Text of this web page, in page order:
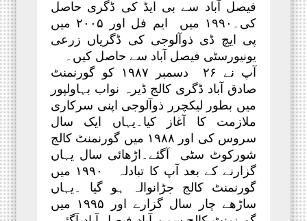
فیصل آباد سے بی ایڈ کی ڈگری حاصل
کی۔۱۹۹۰ میں ایم فل اور ۲۰۰۵ میں
پی ایچ ڈی ذوآلوجی کی ڈگریاں زرعی
یونیورسٹی فیصل آباد سے حاصل کیں۔
آپ نے ۲۶ دسمبر ۱۹۸۷ کو گورنمنٹ
صادق آباد ڈگری کالج ڈیرہ نواب بہاولپور
میں بطور لیکچرر ذوآلوجی اپنی سرکاری
ملازمت کا آغاز کیا۔یہاں ایک سال
سروس کی اور ۱۹۸۸ میں گورنمنٹ کالج
شورکوٹ سٹی آگئے۔اڑھائی سال یہاں
گزارنے کے بعد آپ کا تبادلہ ۱۹۹۰ میں
گورنمنٹ کالج جڑانوالہ ہو گیا ۔یہاں
ساڑھے چار سال گزارے اور ۱۹۹۵ میں